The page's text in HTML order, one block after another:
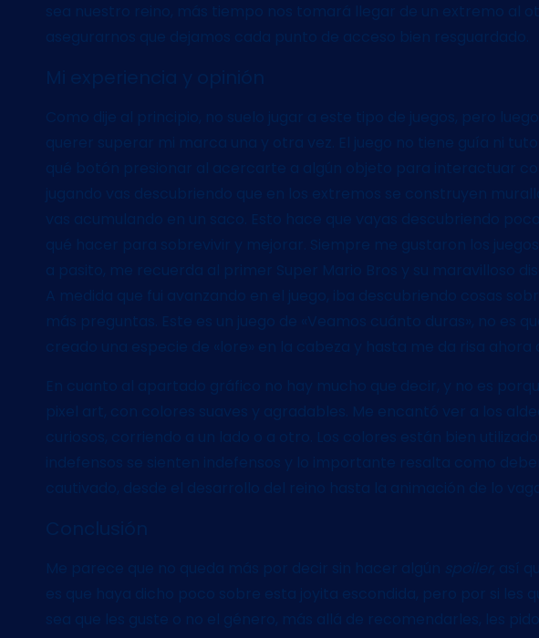
sea nuestro reino, más tiempo nos tomará llegar de un extremo al
asegurarnos que dejamos cada punto de acceso bien resguardado.
Mi experiencia y opinión
Como dije al principio, no suelo jugar a este tipo de juegos, pero
querer superar mi marca una y otra vez. El juego no tiene guía ni
qué botón presionar al acercarte a algún objeto para interactuar
jugando vas descubriendo que en los extremos se construyen
vas acumulando en un saco. Esto hace que vayas descubriendo
qué hacer para sobrevivir y mejorar. Siempre me gustaron los
a pasito, me recuerda al primer Super Mario Bros y su maravilloso
A medida que fui avanzando en el juego, iba descubriendo cosas
más preguntas. Este es un juego de «Veamos cuánto duras», no es
creado una especie de «lore» en la cabeza y hasta me da risa ahora
En cuanto al apartado gráfico no hay mucho que decir, y no es
pixel art, con colores suaves y agradables. Me encantó ver a los
curiosos, corriendo a un lado o a otro. Los colores están bien
indefensos se sienten indefensos y lo importante resalta como
cautivado, desde el desarrollo del reino hasta la animación de lo
Me parece que no queda más por decir sin hacer algún
, así
es que haya dicho poco sobre esta joyita escondida, pero por si les
sea que les guste o no el género, más allá de recomendarles, les